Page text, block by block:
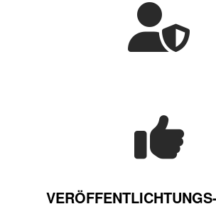
VERÖFFENTLICHTUNGS